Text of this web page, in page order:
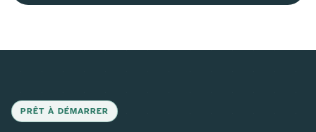
PRÊT À DÉMARRER